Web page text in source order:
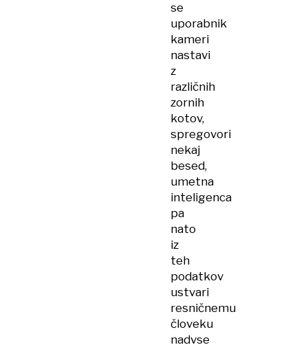
se
uporabnik
kameri
nastavi
z
različnih
zornih
kotov,
spregovori
nekaj
besed,
umetna
inteligenca
pa
nato
iz
teh
podatkov
ustvari
resničnemu
človeku
nadvse